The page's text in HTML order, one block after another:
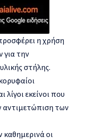
η χρήση
για την
στήλης.
λίγοι εκείνοι που
αντιμετώπιση των
οι